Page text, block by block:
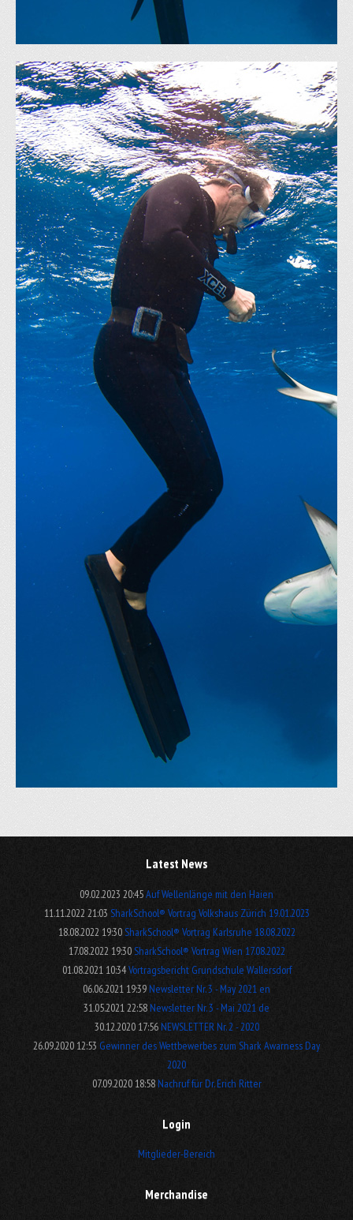
Latest News
09.02.2023 20:45Auf Wellenlänge mit den Haien
11.11.2022 21:03 SharkSchool® Vortrag Volkshaus Zürich 19.01.2023
18.08.2022 19:30 SharkSchool® Vortrag Karlsruhe 18.08.2022
17.08.2022 19:30 SharkSchool® Vortrag Wien 17.08.2022
01.08.2021 10:34Vortragsbericht Grundschule Wallersdorf
06.06.2021 19:39 Newsletter Nr. 3 - May 2021 en
31.05.2021 22:58 Newsletter Nr. 3 - Mai 2021 de
30.12.2020 17:56NEWSLETTER Nr. 2 - 2020
26.09.2020 12:53 Gewinner des Wettbewerbes zum Shark Awarness Day
2020
07.09.2020 18:58 Nachruf für Dr. Erich Ritter
Login
Mitglieder-Bereich
Merchandise